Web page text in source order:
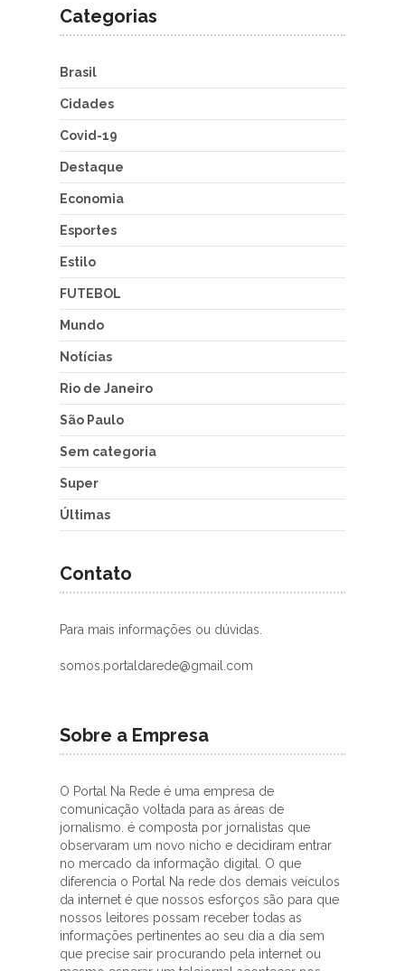
Categorias
Brasil
Cidades
Covid-19
Destaque
Economia
Esportes
Estilo
FUTEBOL
Mundo
Notícias
Rio de Janeiro
São Paulo
Sem categoria
Super
Últimas
Contato
Para mais informações ou dúvidas.
somos.portaldarede@gmail.com
Sobre a Empresa
O Portal Na Rede é uma empresa de
comunicação voltada para as áreas de
jornalismo. é composta por jornalistas que
observaram um novo nicho e decidiram entrar
no mercado da informação digital. O que
diferencia o Portal Na rede dos demais veículos
da internet é que nossos esforços são para que
nossos leitores possam receber todas as
informações pertinentes ao seu dia a dia sem
que precise sair procurando pela internet ou